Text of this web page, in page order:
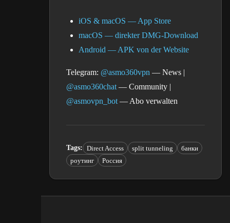
iOS & macOS — App Store
macOS — direkter DMG-Download
Android — APK von der Website
Telegram: @asmo360vpn — News |
@asmo360chat — Community |
@asmovpn_bot — Abo verwalten
Tags: Direct Access split tunneling
банки
роутинг
Россия